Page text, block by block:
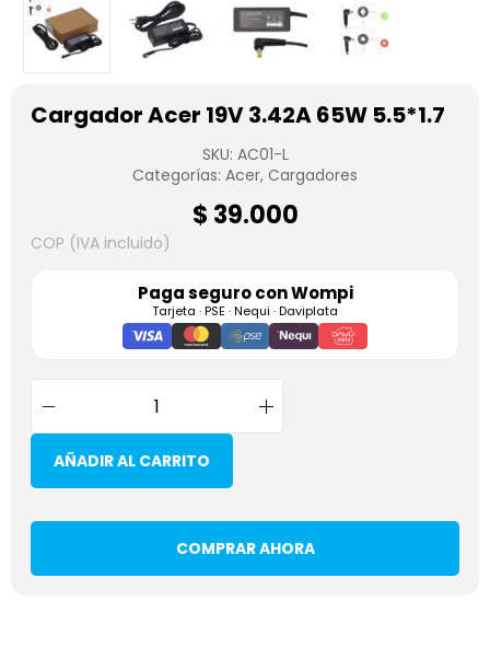
Cargador Acer 19V 3.42A 65W 5.5*1.7
SKU: AC01-L
Categorías: Acer, Cargadores
$ 39.000
COP (IVA incluido)
Paga seguro conWompi
Tarjeta · PSE · Nequi · Daviplata
AÑADIR AL CARRITO
COMPRAR AHORA